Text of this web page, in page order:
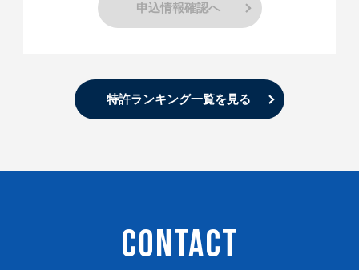
申込情報確認へ
特許ランキング一覧を見る
CONTACT